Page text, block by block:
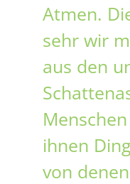
Atmen.
sehr wir
aus den
ihnen
von